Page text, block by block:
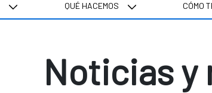
QUÉ HACEMOS CÓMO
Noticias